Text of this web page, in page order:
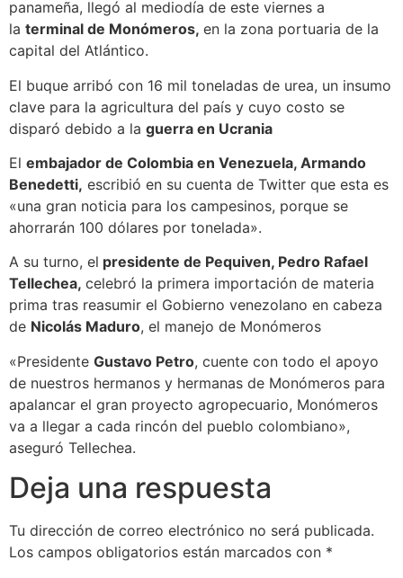
panameña, llegó al mediodía de este viernes a
la terminal de Monómeros, en la zona portuaria de la
capital del Atlántico.
El buque arribó con 16 mil toneladas de urea, un insumo
clave para la agricultura del país y cuyo costo se
disparó debido a la guerra en Ucrania
El embajador de Colombia en Venezuela, Armando
Benedetti, escribió en su cuenta de Twitter que esta es
«una gran noticia para los campesinos, porque se
ahorrarán 100 dólares por tonelada».
A su turno, el presidente de Pequiven, Pedro Rafael
Tellechea, celebró la primera importación de materia
prima tras reasumir el Gobierno venezolano en cabeza
de Nicolás Maduro, el manejo de Monómeros
«Presidente Gustavo Petro, cuente con todo el apoyo
de nuestros hermanos y hermanas de Monómeros para
apalancar el gran proyecto agropecuario, Monómeros
va a llegar a cada rincón del pueblo colombiano»,
aseguró Tellechea.
Deja una respuesta
Tu dirección de correo electrónico no será publicada.
Los campos obligatorios están marcados con *